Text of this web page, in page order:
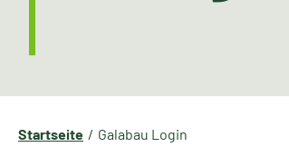
Startseite Galabau Login